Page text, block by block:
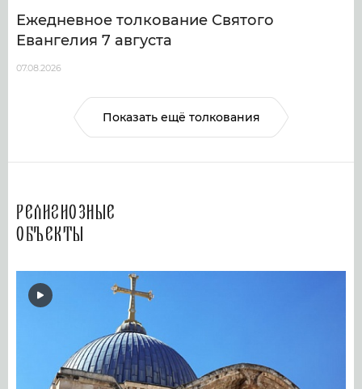
Ежедневное толкование Святого
Евангелия 7 августа
07.08.2026
Показать ещё толкования
Религиозные
объекты